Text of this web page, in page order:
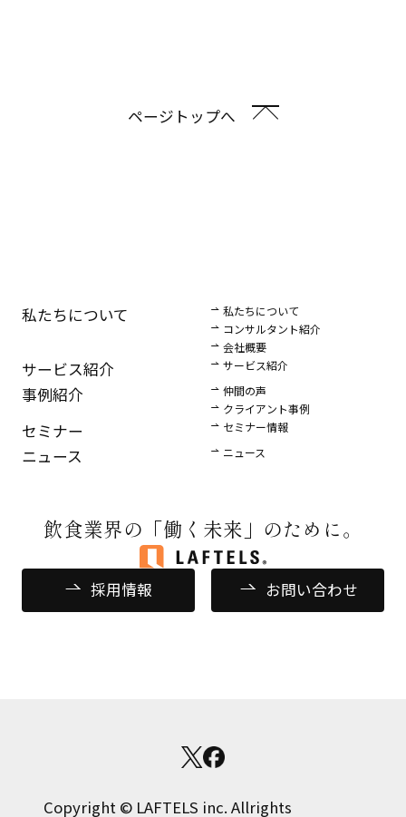
ページトップへ
飲食業界の 「働く未来」のために。
私たちについて
私たちについて
コンサルタント紹介
会社概要
サービス紹介 サービス紹介
事例紹介
仲間の声
クライアント事例
セミナー セミナー情報
ニュース ニュース
採用情報 お問い合わせ
Copyright © LAFTELS inc. Allrights